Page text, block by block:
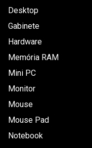
Desktop
Gabinete
Hardware
Memória RAM
Mini PC
Monitor
Mouse
Mouse Pad
Notebook